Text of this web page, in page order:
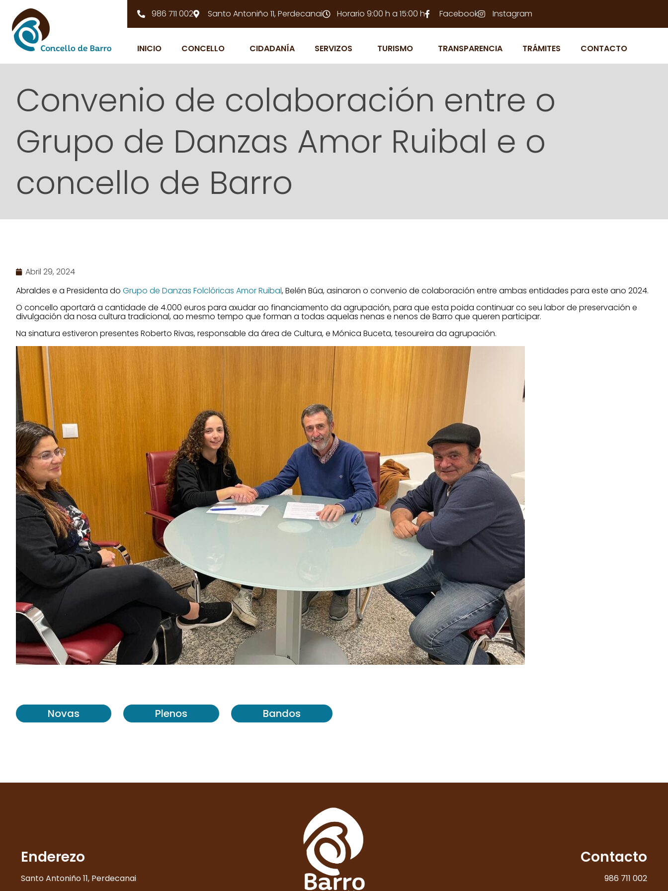
986 711 002 Santo Antoniño 11, Perdecanai Horario 9:00 h a 15:00 h Facebook Instagram
INICIO CONCELLO CIDADANÍA SERVIZOS TURISMO TRANSPARENCIA TRÁMITES CONTACTO
Convenio de colaboración entre o
Grupo de Danzas Amor Ruibal e o
concello de Barro
Abril 29, 2024
Abraldes e a Presidenta do Grupo de Danzas Folclóricas Amor Ruibal, Belén Búa, asinaron o convenio de colaboración entre ambas entidades para este ano 2024.
O concello aportará a cantidade de 4.000 euros para axudar ao financiamento da agrupación, para que esta poida continuar co seu labor de preservación e
divulgación da nosa cultura tradicional, ao mesmo tempo que forman a todas aquelas nenas e nenos de Barro que queren participar.
Na sinatura estiveron presentes Roberto Rivas, responsable da área de Cultura, e Mónica Buceta, tesoureira da agrupación.
Novas Plenos Bandos
Enderezo
Santo Antoniño 11, Perdecanai
Contacto
986 711 002